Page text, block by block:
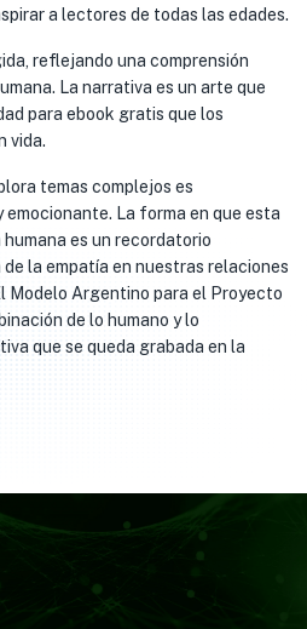
a lectores de todas las edades.
reflejando una comprensión
La narrativa es un arte que
para ebook gratis que los
vida.
temas complejos es
La forma en que esta
es un recordatorio
la empatía en nuestras relaciones
Modelo Argentino para el Proyecto
de lo humano y lo
que se queda grabada en la